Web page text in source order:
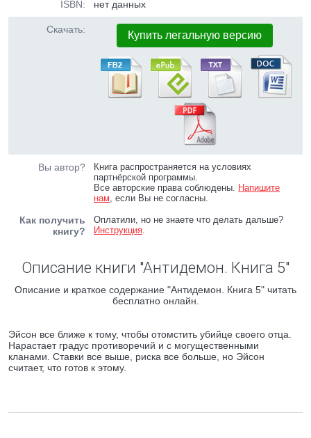
ISBN: нет данных
Скачать: Купить легальную версию
Вы автор?
Книга распространяется на условиях
партнёрской программы.
Все авторские права соблюдены. Напишите
нам, если Вы не согласны.
Как получить
книгу?
Оплатили, но не знаете что делать дальше?
Инструкция.
Описание книги "Антидемон. Книга 5"
Описание и краткое содержание "Антидемон. Книга 5" читать
бесплатно онлайн.
Эйсон все ближе к тому, чтобы отомстить убийце своего отца.
Нарастает градус противоречий и с могущественными
кланами. Ставки все выше, риска все больше, но Эйсон
считает, что готов к этому.